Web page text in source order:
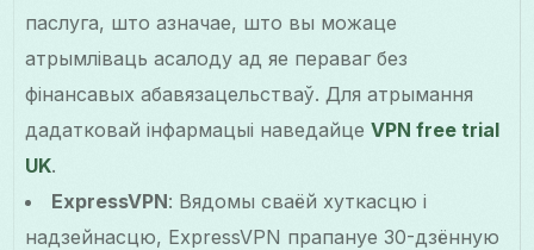
паслуга, што азначае, што вы можаце
атрымліваць асалоду ад яе пераваг без
фінансавых абавязацельстваў. Для атрымання
дадатковай інфармацыі наведайцеVPN free trial
UK.
ExpressVPN: Вядомы сваёй хуткасцю і
надзейнасцю, ExpressVPN прапануе 30-дзённую